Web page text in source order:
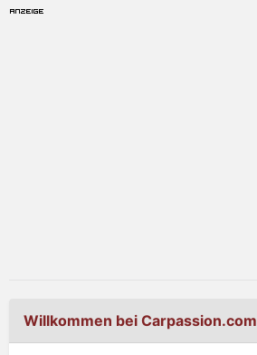
Willkommen bei Carpassion.com